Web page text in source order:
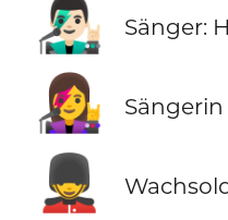
👨🏻‍🎤 Sänger:
👩‍🎤 Sängerin
💂‍♂️